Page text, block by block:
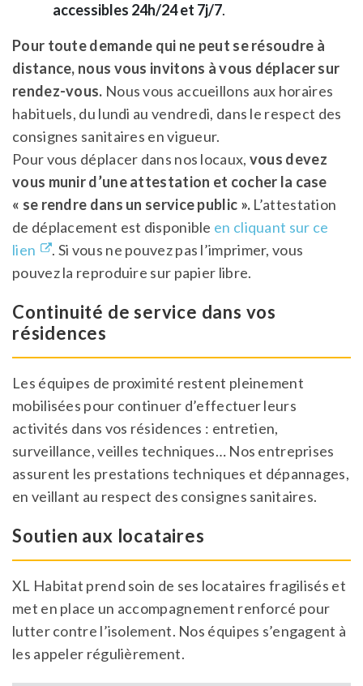
accessibles 24h/24 et 7j/7.
Pour toute demande qui ne peut se résoudre à
distance, nous vous invitons à vous déplacer sur
rendez-vous. Nous vous accueillons aux horaires
habituels, du lundi au vendredi, dans le respect des
consignes sanitaires en vigueur.
Pour vous déplacer dans nos locaux, vous devez
vous munir d’une attestation et cocher la case
« se rendre dans un service public ». L’attestation
de déplacement est disponible en cliquant sur ce
lien
. Si vous ne pouvez pas l’imprimer, vous
pouvez la reproduire sur papier libre.
Continuité de service dans vos
résidences
Les équipes de proximité restent pleinement
mobilisées pour continuer d’effectuer leurs
activités dans vos résidences : entretien,
surveillance, veilles techniques… Nos entreprises
assurent les prestations techniques et dépannages,
en veillant au respect des consignes sanitaires.
Soutien aux locataires
XL Habitat prend soin de ses locataires fragilisés et
met en place un accompagnement renforcé pour
lutter contre l’isolement. Nos équipes s’engagent à
les appeler régulièrement.